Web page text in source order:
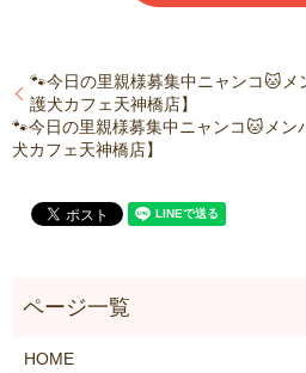
🐾今日の里親様募集中ニャンコ🐱
護犬カフェ天神橋店】
🐾今日の里親様募集中ニャンコ🐱メン
犬カフェ天神橋店】
HOME